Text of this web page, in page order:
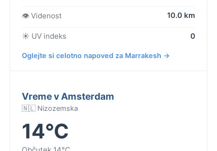
👁️ Videnost 10.0 km
☀️ UV indeks 0
Oglejte si celotno napoved za Marrakesh →
Vreme v Amsterdam
🇳🇱 Nizozemska
14°C